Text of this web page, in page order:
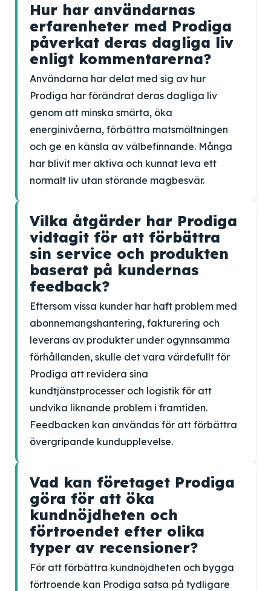
Hur har användarnas
erfarenheter med Prodiga
påverkat deras dagliga liv
enligt kommentarerna?
Användarna har delat med sig av hur
Prodiga har förändrat deras dagliga liv
genom att minska smärta, öka
energinivåerna, förbättra matsmältningen
och ge en känsla av välbefinnande. Många
har blivit mer aktiva och kunnat leva ett
normalt liv utan störande magbesvär.
Vilka åtgärder har Prodiga
vidtagit för att förbättra
sin service och produkten
baserat på kundernas
feedback?
Eftersom vissa kunder har haft problem med
abonnemangshantering, fakturering och
leverans av produkter under ogynnsamma
förhållanden, skulle det vara värdefullt för
Prodiga att revidera sina
kundtjänstprocesser och logistik för att
undvika liknande problem i framtiden.
Feedbacken kan användas för att förbättra
övergripande kundupplevelse.
Vad kan företaget Prodiga
göra för att öka
kundnöjdheten och
förtroendet efter olika
typer av recensioner?
För att förbättra kundnöjdheten och bygga
förtroende kan Prodiga satsa på tydligare